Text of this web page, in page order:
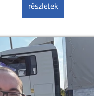
részletek